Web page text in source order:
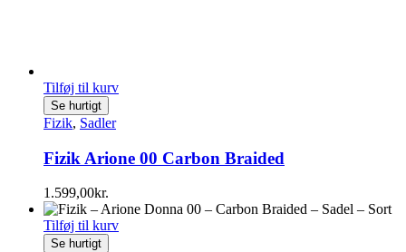
Tilføj til kurv
Se hurtigt
Fizik, Sadler
Fizik Arione 00 Carbon Braided
1.599,00kr.
Tilføj til kurv
Se hurtigt